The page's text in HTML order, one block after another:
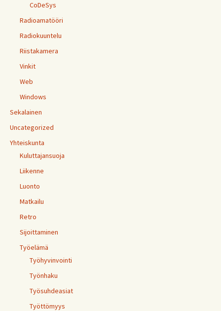
CoDeSys
Radioamatööri
Radiokuuntelu
Riistakamera
Vinkit
Web
Windows
Sekalainen
Uncategorized
Yhteiskunta
Kuluttajansuoja
Liikenne
Luonto
Matkailu
Retro
Sijoittaminen
Työelämä
Työhyvinvointi
Työnhaku
Työsuhdeasiat
Työttömyys